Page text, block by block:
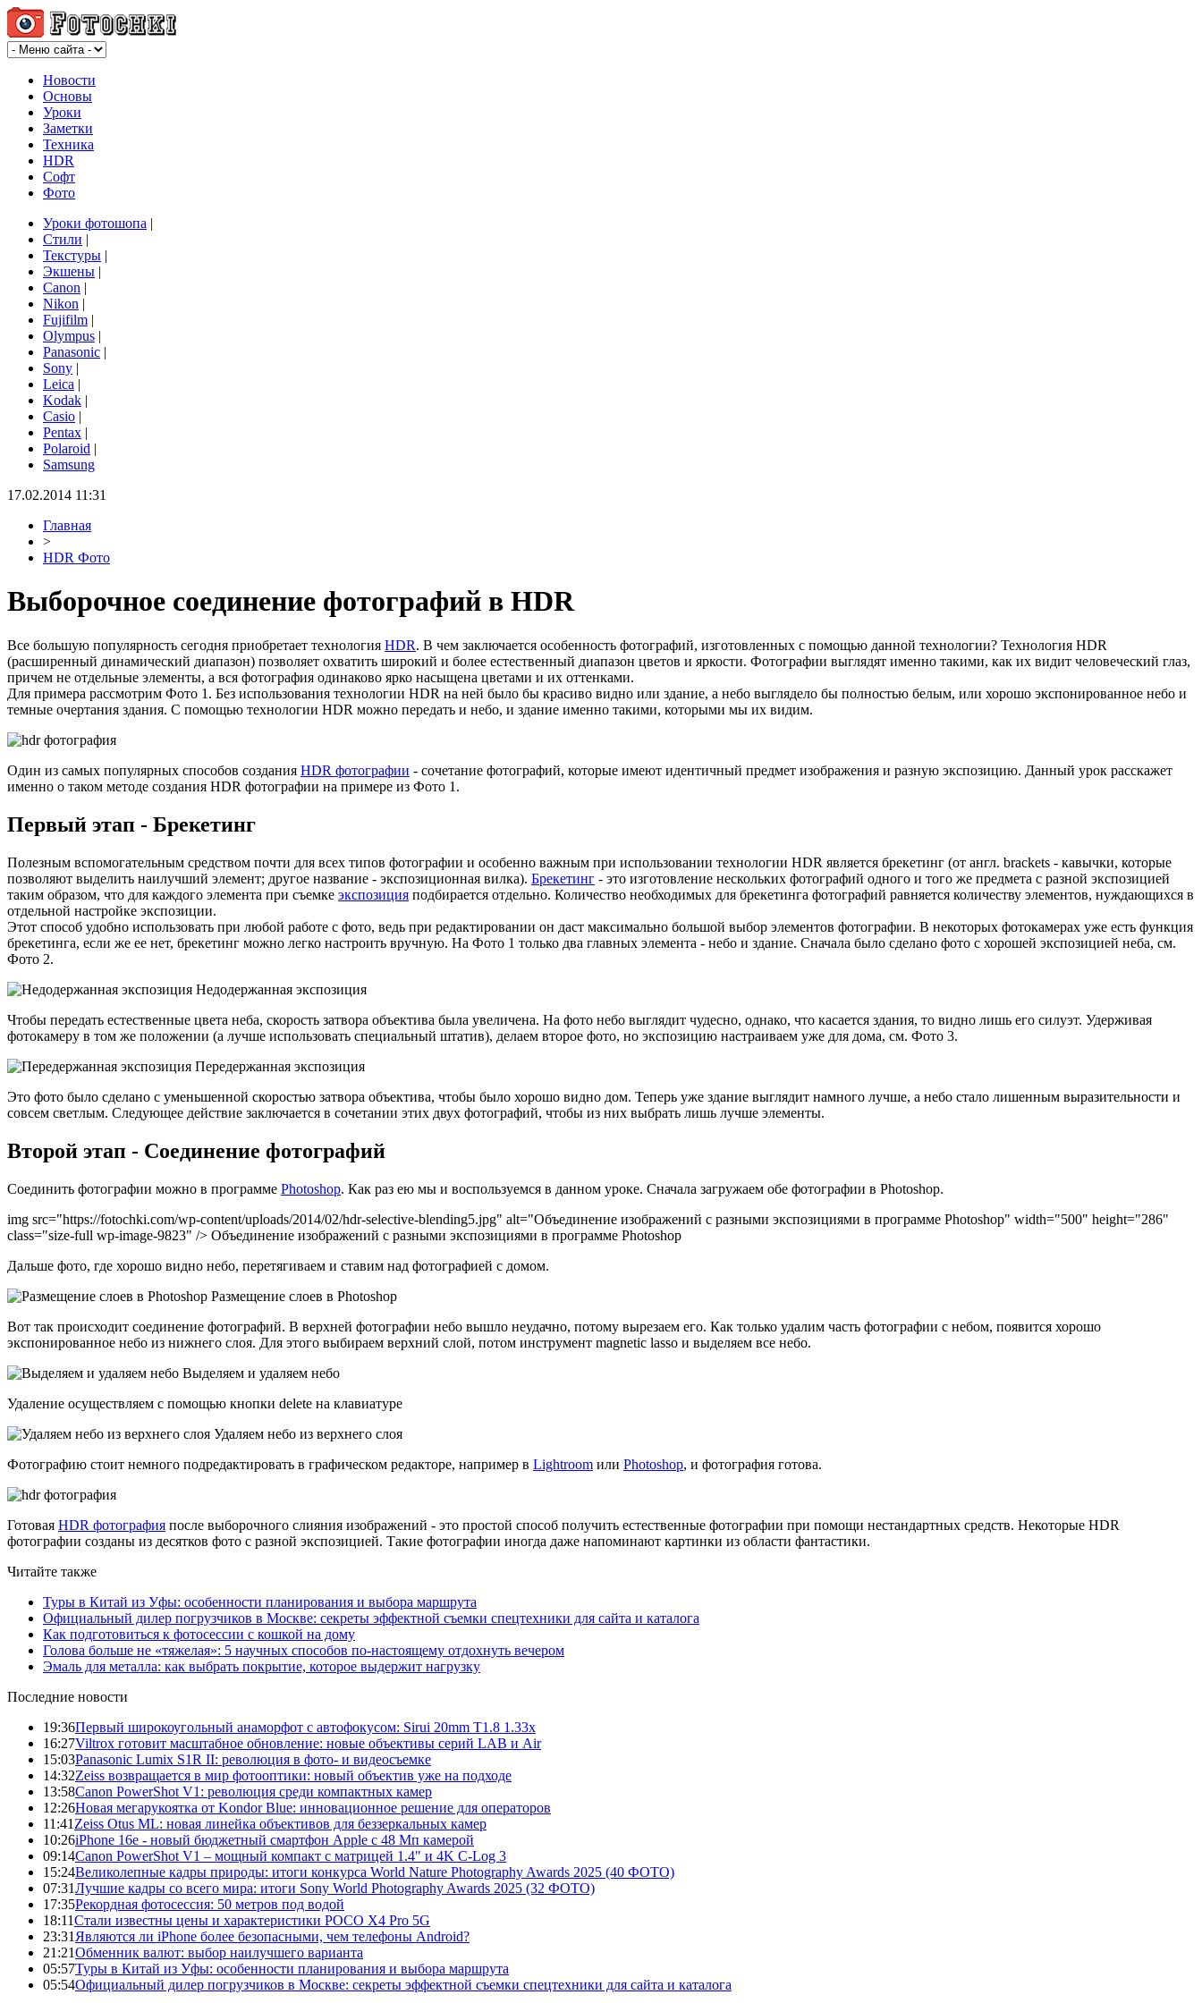
Новости
Основы
Уроки
Заметки
Техника
HDR
Софт
Фото
Уроки фотошопа |
Стили |
Текстуры |
Экшены |
Canon |
Nikon |
Fujifilm |
Olympus |
Panasonic |
Sony |
Leica |
Kodak |
Casio |
Pentax |
Polaroid |
Samsung
17.02.2014 11:31
Главная
>
HDR Фото
Выборочное соединение фотографий в HDR
Все большую популярность сегодня приобретает технология HDR. В чем заключается особенность фотографий, изготовленных с помощью данной технологии? Технология HDR
(расширенный динамический диапазон) позволяет охватить широкий и более естественный диапазон цветов и яркости. Фотографии выглядят именно такими, как их видит человеческий глаз,
причем не отдельные элементы, а вся фотография одинаково ярко насыщена цветами и их оттенками.
Для примера рассмотрим Фото 1. Без использования технологии HDR на ней было бы красиво видно или здание, а небо выглядело бы полностью белым, или хорошо экспонированное небо и
темные очертания здания. С помощью технологии HDR можно передать и небо, и здание именно такими, которыми мы их видим.
Один из самых популярных способов создания HDR фотографии - сочетание фотографий, которые имеют идентичный предмет изображения и разную экспозицию. Данный урок расскажет
именно о таком методе создания HDR фотографии на примере из Фото 1.
Первый этап - Брекетинг
Полезным вспомогательным средством почти для всех типов фотографии и особенно важным при использовании технологии HDR является брекетинг (от англ. brackets - кавычки, которые
позволяют выделить наилучший элемент; другое название - экспозиционная вилка). Брекетинг - это изготовление нескольких фотографий одного и того же предмета с разной экспозицией
таким образом, что для каждого элемента при съемке экспозиция подбирается отдельно. Количество необходимых для брекетинга фотографий равняется количеству элементов, нуждающихся в
отдельной настройке экспозиции.
Этот способ удобно использовать при любой работе с фото, ведь при редактировании он даст максимально большой выбор элементов фотографии. В некоторых фотокамерах уже есть функция
брекетинга, если же ее нет, брекетинг можно легко настроить вручную. На Фото 1 только два главных элемента - небо и здание. Сначала было сделано фото с хорошей экспозицией неба, см.
Фото 2.
Недодержанная экспозиция
Чтобы передать естественные цвета неба, скорость затвора объектива была увеличена. На фото небо выглядит чудесно, однако, что касается здания, то видно лишь его силуэт. Удерживая
фотокамеру в том же положении (а лучше использовать специальный штатив), делаем второе фото, но экспозицию настраиваем уже для дома, см. Фото 3.
Передержанная экспозиция
Это фото было сделано с уменьшенной скоростью затвора объектива, чтобы было хорошо видно дом. Теперь уже здание выглядит намного лучше, а небо стало лишенным выразительности и
совсем светлым. Следующее действие заключается в сочетании этих двух фотографий, чтобы из них выбрать лишь лучше элементы.
Второй этап - Соединение фотографий
Соединить фотографии можно в программе Photoshop. Как раз ею мы и воспользуемся в данном уроке. Сначала загружаем обе фотографии в Photoshop.
img src="https://fotochki.com/wp-content/uploads/2014/02/hdr-selective-blending5.jpg" alt="Объединение изображений с разными экспозициями в программе Photoshop" width="500" height="286"
class="size-full wp-image-9823" /> Объединение изображений с разными экспозициями в программе Photoshop
Дальше фото, где хорошо видно небо, перетягиваем и ставим над фотографией с домом.
Размещение слоев в Photoshop
Вот так происходит соединение фотографий. В верхней фотографии небо вышло неудачно, потому вырезаем его. Как только удалим часть фотографии с небом, появится хорошо
экспонированное небо из нижнего слоя. Для этого выбираем верхний слой, потом инструмент magnetic lasso и выделяем все небо.
Выделяем и удаляем небо
Удаление осуществляем с помощью кнопки delete на клавиатуре
Удаляем небо из верхнего слоя
Фотографию стоит немного подредактировать в графическом редакторе, например в Lightroom или Photoshop, и фотография готова.
Готовая HDR фотография после выборочного слияния изображений - это простой способ получить естественные фотографии при помощи нестандартных средств. Некоторые HDR
фотографии созданы из десятков фото с разной экспозицией. Такие фотографии иногда даже напоминают картинки из области фантастики.
Читайте также
Туры в Китай из Уфы: особенности планирования и выбора маршрута
Официальный дилер погрузчиков в Москве: секреты эффектной съемки спецтехники для сайта и каталога
Как подготовиться к фотосессии с кошкой на дому
Голова больше не «тяжелая»: 5 научных способов по-настоящему отдохнуть вечером
Эмаль для металла: как выбрать покрытие, которое выдержит нагрузку
Последние новости
19:36Первый широкоугольный анаморфот с автофокусом: Sirui 20mm T1.8 1.33x
16:27Viltrox готовит масштабное обновление: новые объективы серий LAB и Air
15:03Panasonic Lumix S1R II: революция в фото- и видеосъемке
14:32Zeiss возвращается в мир фотооптики: новый объектив уже на подходе
13:58Canon PowerShot V1: революция среди компактных камер
12:26Новая мегарукоятка от Kondor Blue: инновационное решение для операторов
11:41 Zeiss Otus ML: новая линейка объективов для беззеркальных камер
10:26iPhone 16e - новый бюджетный смартфон Apple с 48 Мп камерой
09:14Canon PowerShot V1 – мощный компакт с матрицей 1.4" и 4K C-Log 3
15:24Великолепные кадры природы: итоги конкурса World Nature Photography Awards 2025 (40 ФОТО)
07:31Лучшие кадры со всего мира: итоги Sony World Photography Awards 2025 (32 ФОТО)
17:35Рекордная фотосессия: 50 метров под водой
18:11Стали известны цены и характеристики POCO X4 Pro 5G
23:31 Являются ли iPhone более безопасными, чем телефоны Android?
21:21Обменник валют: выбор наилучшего варианта
05:57Туры в Китай из Уфы: особенности планирования и выбора маршрута
05:54Официальный дилер погрузчиков в Москве: секреты эффектной съемки спецтехники для сайта и каталога